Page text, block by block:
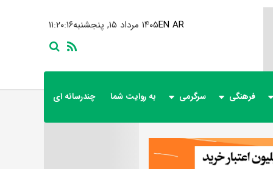
۱۱:۲۰:۱۷ ۱۴۰۵ مرداد ۱۵, پنجشنبهEN AR
فرهنگی سرگرمی به روایت شما چندرسانه ای